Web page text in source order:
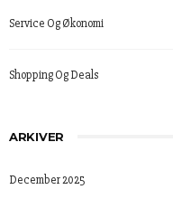
Service Og Økonomi
Shopping Og Deals
ARKIVER
December 2025